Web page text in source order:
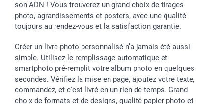
son ADN ! Vous trouverez un grand choix de tirages
photo, agrandissements et posters, avec une qualité
toujours au rendez-vous et la satisfaction garantie.
Créer un livre photo personnalisé n’a jamais été aussi
simple. Utilisez le remplissage automatique et
smartphoto pré-remplit votre album photo en quelques
secondes. Vérifiez la mise en page, ajoutez votre texte,
commandez, et c'est livré en un rien de temps. Grand
choix de formats et de designs, qualité papier photo et